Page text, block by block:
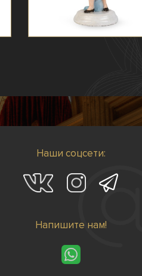
Наши соцсети:
Напишите нам!